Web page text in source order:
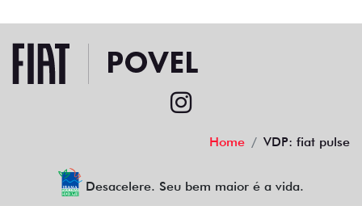
Home VDP: fiat pulse
Desacelere. Seu bem maior é a vida.